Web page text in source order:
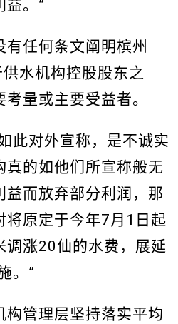
益。”
任何条文阐明槟州
水机构控股股东之
考量或主要受益者。
此对外宣称，是不诚实
真的如他们所宣称般无
益而放弃部分利润，那
将原定于今年7月1日起
调涨20仙的水费，展延
。”
构管理层坚持落实平均